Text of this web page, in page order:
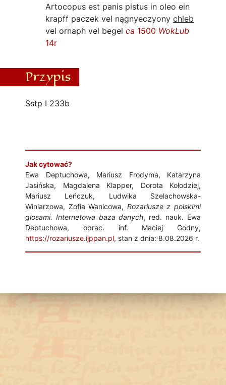
Artocopus est panis pistus in oleo ein
krapff paczek vel nągnyeczyony chleb
vel ornaph vel begel ca 1500 WokLub
14r
Przypis
Sstp I 233b
Jak cytować?
Ewa Deptuchowa, Mariusz Frodyma, Katarzyna
Jasińska, Magdalena Klapper, Dorota Kołodziej,
Mariusz Leńczuk, Ludwika Szelachowska-
Winiarzowa, Zofia Wanicowa, Rozariusze z polskimi
glosami. Internetowa baza danych, red. nauk. Ewa
Deptuchowa, oprac. inf. Maciej Godny,
https://rozariusze.ijppan.pl, stan z dnia: 8.08.2026 r.